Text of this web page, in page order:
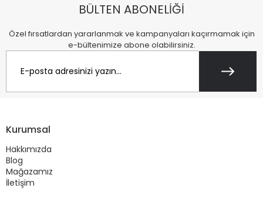
BÜLTEN ABONELİĞİ
Özel fırsatlardan yararlanmak ve kampanyaları kaçırmamak için
e-bültenimize abone olabilirsiniz.
Kurumsal
Hakkımızda
Blog
Mağazamız
İletişim